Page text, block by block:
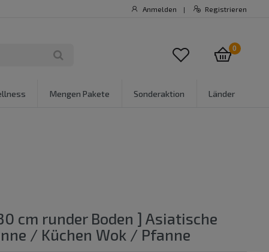
Anmelden | Registrieren
0
Mengen Pakete Sonderaktion Länder
cm runder Boden ] Asiatische
/ Küchen Wok / Pfanne